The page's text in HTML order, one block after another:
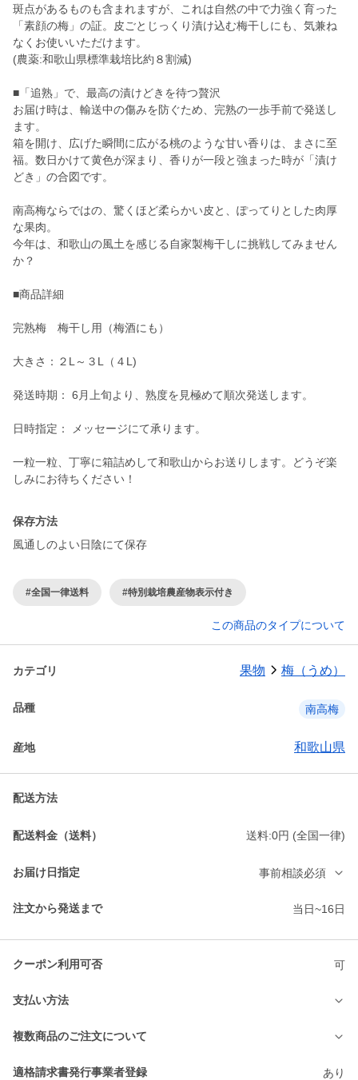
斑点があるものも含まれますが、これは自然の中で力強く育った
「素顔の梅」の証。皮ごとじっくり漬け込む梅干しにも、気兼ね
なくお使いいただけます。
(農薬:和歌山県標準栽培比約８割減)
■「追熟」で、最高の漬けどきを待つ贅沢
お届け時は、輸送中の傷みを防ぐため、完熟の一歩手前で発送し
ます。
箱を開け、広げた瞬間に広がる桃のような甘い香りは、まさに至
福。数日かけて黄色が深まり、香りが一段と強まった時が「漬け
どき」の合図です。
南高梅ならではの、驚くほど柔らかい皮と、ぽってりとした肉厚
な果肉。
今年は、和歌山の風土を感じる自家製梅干しに挑戦してみません
か？
■商品詳細
完熟梅 梅干し用（梅酒にも）
大きさ：２L～３L（４L)
発送時期： 6月上旬より、熟度を見極めて順次発送します。
日時指定： メッセージにて承ります。
一粒一粒、丁寧に箱詰めして和歌山からお送りします。どうぞ楽
しみにお待ちください！
保存方法
風通しのよい日陰にて保存
#全国一律送料 #特別栽培農産物表示付き
この商品のタイプについて
カテゴリ 果物 梅（うめ）
品種 南高梅
産地 和歌山県
配送方法
配送料金（送料） 送料:0円 (全国一律)
お届け日指定 事前相談必須
注文から発送まで 当日~16日
クーポン利用可否 可
支払い方法
複数商品のご注文について
適格請求書発行事業者登録 あり